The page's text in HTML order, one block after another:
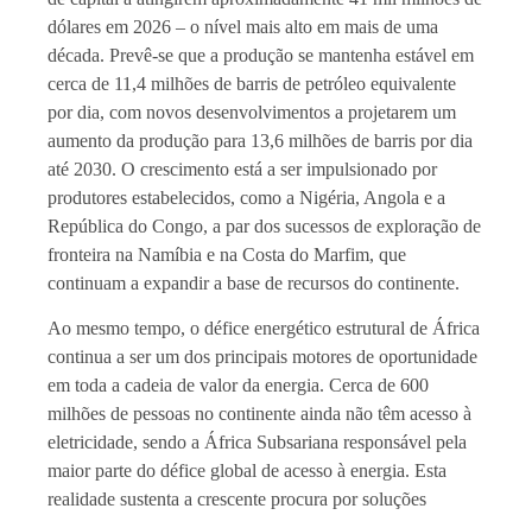
dólares em 2026 – o nível mais alto em mais de uma
década. Prevê-se que a produção se mantenha estável em
cerca de 11,4 milhões de barris de petróleo equivalente
por dia, com novos desenvolvimentos a projetarem um
aumento da produção para 13,6 milhões de barris por dia
até 2030. O crescimento está a ser impulsionado por
produtores estabelecidos, como a Nigéria, Angola e a
República do Congo, a par dos sucessos de exploração de
fronteira na Namíbia e na Costa do Marfim, que
continuam a expandir a base de recursos do continente.
Ao mesmo tempo, o défice energético estrutural de África
continua a ser um dos principais motores de oportunidade
em toda a cadeia de valor da energia. Cerca de 600
milhões de pessoas no continente ainda não têm acesso à
eletricidade, sendo a África Subsariana responsável pela
maior parte do défice global de acesso à energia. Esta
realidade sustenta a crescente procura por soluções